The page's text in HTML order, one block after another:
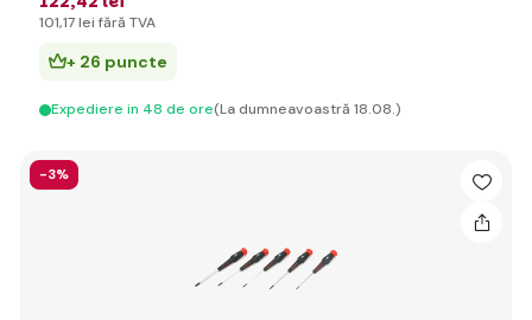
101,17 lei fără TVA
+ 26 puncte
Expediere in 48 de ore(La dumneavoastră 18.08.)
-3%